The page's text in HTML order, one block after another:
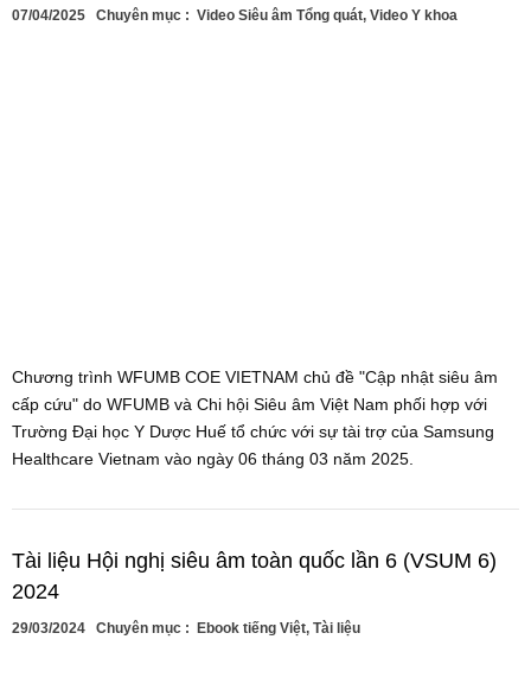
07/04/2025 Chuyên mục : Video Siêu âm Tổng quát, Video Y khoa
Chương trình WFUMB COE VIETNAM chủ đề "Cập nhật siêu âm
cấp cứu" do WFUMB và Chi hội Siêu âm Việt Nam phối hợp với
Trường Đại học Y Dược Huế tổ chức với sự tài trợ của Samsung
Healthcare Vietnam vào ngày 06 tháng 03 năm 2025.
Tài liệu Hội nghị siêu âm toàn quốc lần 6 (VSUM 6)
2024
29/03/2024 Chuyên mục : Ebook tiếng Việt, Tài liệu